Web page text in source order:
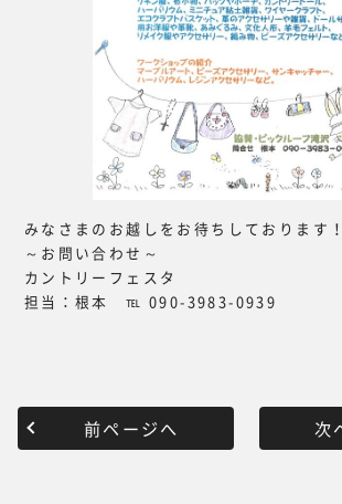
みなさまのお越しをお待ちしております
～お問い合わせ～
カントリーフェスタ
担当：根本 ℡ 090-3983-0939
前ページへ 次